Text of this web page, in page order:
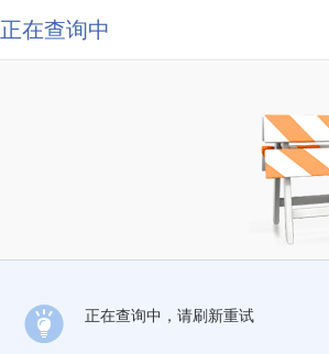
正在查询中
正在查询中，请刷新重试